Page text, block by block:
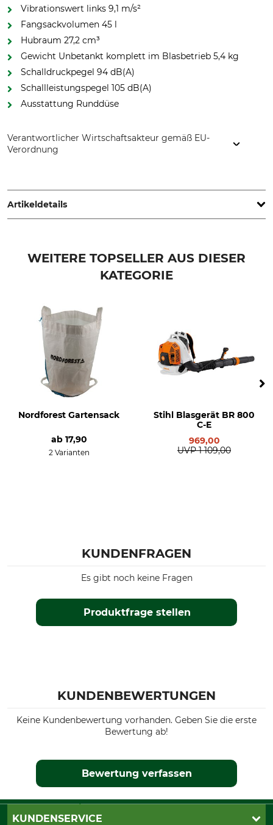
Vibrationswert links 9,1 m/s²
Fangsackvolumen 45 l
Hubraum 27,2 cm³
Gewicht Unbetankt komplett im Blasbetrieb 5,4 kg
Schalldruckpegel 94 dB(A)
Schallleistungspegel 105 dB(A)
Ausstattung Runddüse
Verantwortlicher Wirtschaftsakteur gemäß EU-
Verordnung
64807 Dieburg, Germany, www.stihl.de
Artikeldetails
9,1 / 8 m/s²
710 m³/h
Produkttyp
Saughäcksler
Hubraum
27,2 cm³
Schallleistungspegel
105 dB
5,4 kg
WEITERE TOPSELLER AUS DIESER
KATEGORIE
Nordforest Gartensack
ab 17,90
2 Varianten
Stihl Blasgerät BR 800
C-E
969,00
UVP 1 109,00
KUNDENFRAGEN
Produktfrage stellen
Es gibt noch keine Fragen
KUNDENBEWERTUNGEN
Keine Kundenbewertung vorhanden. Geben Sie die erste
Bewertung ab!
Bewertung verfassen
KUNDENSERVICE